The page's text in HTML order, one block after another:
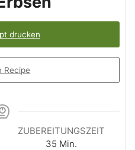
drucken
Recipe
ZUBEREITUNGSZEIT
35Minuten
Min.